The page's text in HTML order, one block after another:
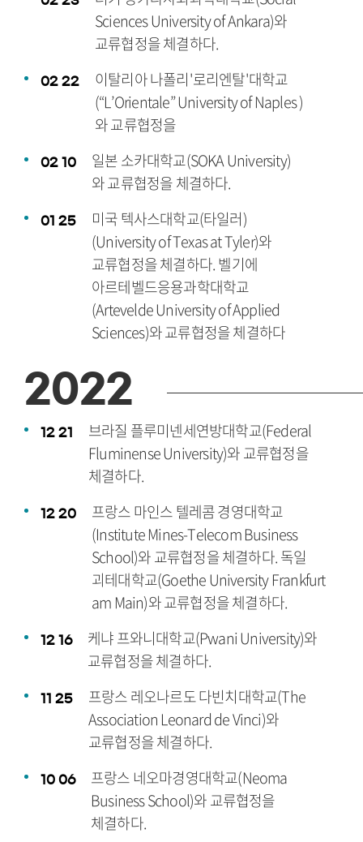
Sciences University of Ankara)와
교류협정을 체결하다.
02 22
이탈리아 나폴리'로리엔탈'대학교
(“L’Orientale” University of Naples )
와 교류협정을
02 10
일본 소카대학교(SOKA University)
와 교류협정을 체결하다.
01 25
미국 텍사스대학교(타일러)
(University of Texas at Tyler)와
교류협정을 체결하다. 벨기에
아르테벨드응용과학대학교
(Artevelde University of Applied
Sciences)와 교류협정을 체결하다
2022
12 21
브라질 플루미넨세연방대학교(Federal
Fluminense University)와 교류협정을
체결하다.
12 20
프랑스 마인스 텔레콤 경영대학교
(Institute Mines-Telecom Business
School)와 교류협정을 체결하다. 독일
괴테대학교(Goethe University Frankfurt
am Main)와 교류협정을 체결하다.
12 16
케냐 프와니대학교(Pwani University)와
교류협정을 체결하다.
11 25
프랑스 레오나르도 다빈치대학교(The
Association Leonard de Vinci)와
교류협정을 체결하다.
10 06
프랑스 네오마경영대학교(Neoma
Business School)와 교류협정을
체결하다.